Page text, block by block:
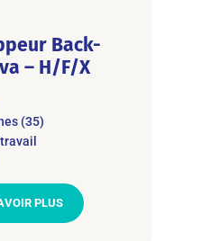
Back-
– H/F/X
(35)
PLUS